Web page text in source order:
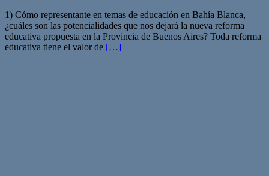
1) Cómo representante en temas de educación en Bahía Blanca,
¿cuáles son las potencialidades que nos dejará la nueva reforma
educativa propuesta en la Provincia de Buenos Aires? Toda reforma
educativa tiene el valor de […]